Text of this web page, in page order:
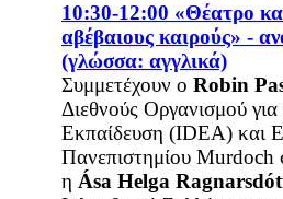
10:30-12:00 «Θέατρο
αβέβαιους καιρούς» -
(γλώσσα: αγγλικά)
Συμμετέχουν ο Robin
Διεθνούς Οργανισμού
Εκπαίδευση (IDEA) και
Πανεπιστημίου Murdoch
η Ása Helga